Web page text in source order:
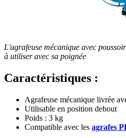
L'agrafeuse mécanique avec
à utiliser avec sa poignée
Caractéristiques :
Agrafeuse mécanique livrée
Utilisable en position debout
Poids : 3 kg
Compatible avec les agrafes